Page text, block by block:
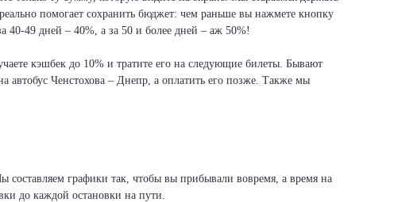
помогает сохранить бюджет: чем раньше вы нажмете кнопку
40-49 дней – 40%, а за 50 и более дней – аж 50%!
кэшбек до 10% и тратите его на следующие билеты. Бывают
автобус Ченстохова – Днепр, а оплатить его позже. Также мы
составляем графики так, чтобы вы прибывали вовремя, а время на
до каждой остановки на пути.